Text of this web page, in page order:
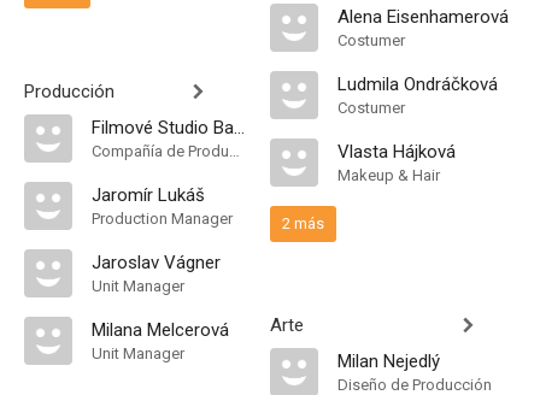
Producción
Filmové Studio Barrandov
Compañía de Produccion
Jaromír Lukáš
Production Manager
Jaroslav Vágner
Unit Manager
Milana Melcerová
Unit Manager
Alena Eisenhamerová
Costumer
Ludmila Ondráčková
Costumer
Vlasta Hájková
Makeup & Hair
2 más
Arte
Milan Nejedlý
Diseño de Producción